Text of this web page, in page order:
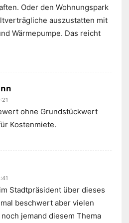
Oder den Wohnungspark
auszustatten mit
Wärmepumpe. Das reicht
ohne Grundstückwert
Kostenmiete.
Stadtpräsident über dieses
beschwert aber vielen
jemand diesem Thema